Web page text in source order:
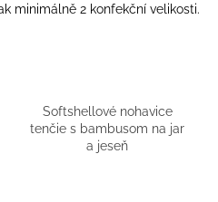
minimálně 2 konfekční velikosti.
Softshellové nohavice
tenčie s bambusom na jar
a jeseň